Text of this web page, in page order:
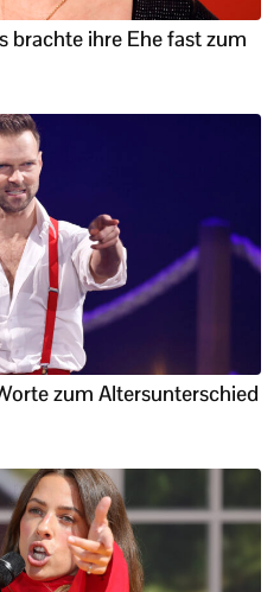
brachte ihre Ehe fast zum
zum Altersunterschied